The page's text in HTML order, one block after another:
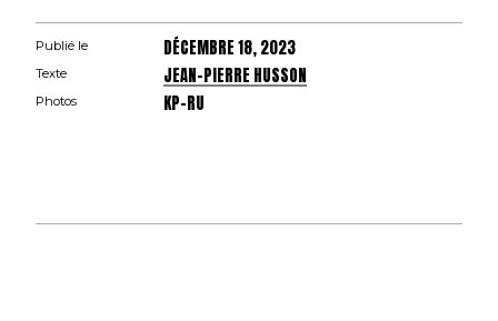
Publié le DÉCEMBRE 18, 2023
Texte JEAN-PIERRE HUSSON
Photos KP-RU